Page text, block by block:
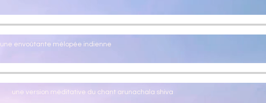
une envoûtante mélopée indienne
une version méditative du chant arunachala shiva